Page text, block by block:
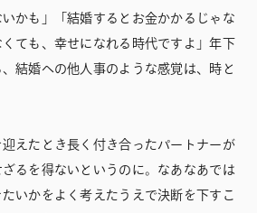
いかも」「結婚するとお金かかるじゃな
ても、幸せになれる時代ですよ」年下
結婚への他人事のような感覚は、時と
えたとき長く付き合ったパートナーが
るを得ないというのに。なあなあでは
いかをよく考えたうえで決断を下すこ